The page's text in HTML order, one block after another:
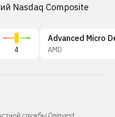
Nasdaq Composite
4 AMD